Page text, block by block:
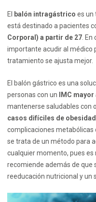
El balón intragástrico es un
está destinado a pacientes
Corporal) a partir de 27. En
importante acudir al médico
tratamiento se ajusta mejor.
El balón gástrico es una
personas con un
IMC mayor
mantenerse saludables con
casos difíciles de obesidad
complicaciones metabólicas
se trata de un método para
cualquier momento, pues es
recomiende además de que
reeducación nutricional y un